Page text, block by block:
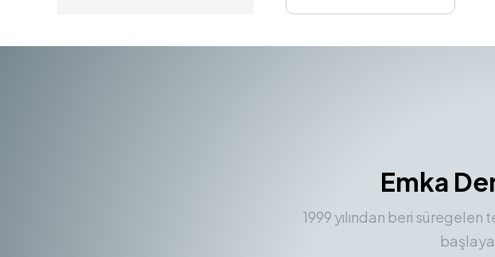
Emka
1999 yılından beri süregelen